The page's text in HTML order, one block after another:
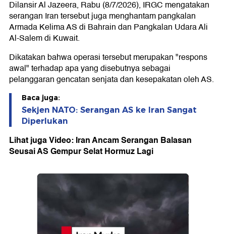
Dilansir Al Jazeera, Rabu (8/7/2026), IRGC mengatakan
serangan Iran tersebut juga menghantam pangkalan
Armada Kelima AS di Bahrain dan Pangkalan Udara Ali
Al-Salem di Kuwait.
Dikatakan bahwa operasi tersebut merupakan "respons
awal" terhadap apa yang disebutnya sebagai
pelanggaran gencatan senjata dan kesepakatan oleh AS.
Baca juga:
Sekjen NATO: Serangan AS ke Iran Sangat
Diperlukan
Lihat juga Video: Iran Ancam Serangan Balasan
Seusai AS Gempur Selat Hormuz Lagi